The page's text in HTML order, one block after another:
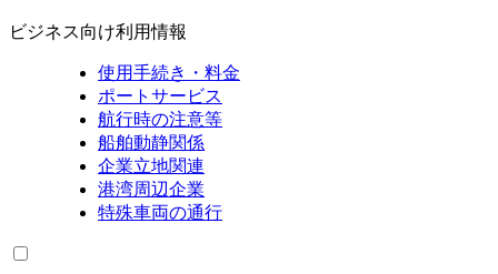
ビジネス向け利用情報
使用手続き・料金
ポートサービス
航行時の注意等
船舶動静関係
企業立地関連
港湾周辺企業
特殊車両の通行